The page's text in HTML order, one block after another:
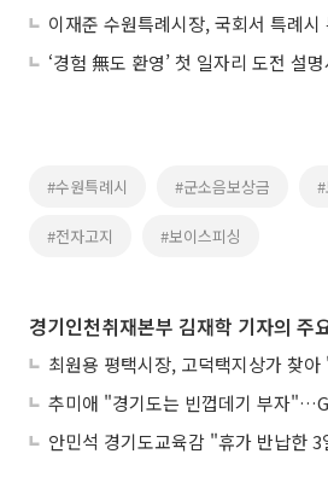
‘경험 無도 환영’ 첫 일자리 도전 설명
#수원특례시 #군소음보상금
#전자고지 #보이스피싱
경기인천취재본부 김재학 기자의 주